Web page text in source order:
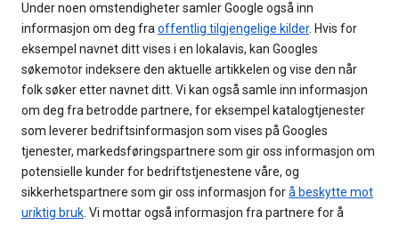
Under noen omstendigheter samler Google også inn
informasjon om deg fra offentlig tilgjengelige kilder. Hvis for
eksempel navnet ditt vises i en lokalavis, kan Googles
søkemotor indeksere den aktuelle artikkelen og vise den når
folk søker etter navnet ditt. Vi kan også samle inn informasjon
om deg fra betrodde partnere, for eksempel katalogtjenester
som leverer bedriftsinformasjon som vises på Googles
tjenester, markedsføringspartnere som gir oss informasjon om
potensielle kunder for bedriftstjenestene våre, og
sikkerhetspartnere som gir oss informasjon forå beskytte mot
uriktig bruk . Vi mottar også informasjon fra partnere for å